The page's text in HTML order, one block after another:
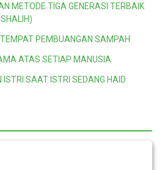
METODE TIGA GENERASI TERBAIK
PEMBUANGAN SAMPAH
ATAS SETIAP MANUSIA
ISTRI SAAT ISTRI SEDANG HAID